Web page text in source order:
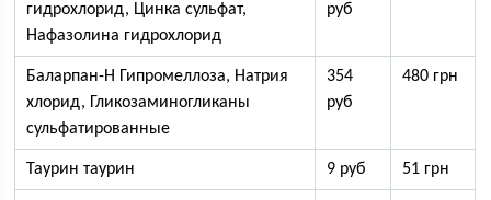
гидрохлорид, Цинка сульфат,
Нафазолина гидрохлорид
руб
Баларпан-Н Гипромеллоза, Натрия
хлорид, Гликозаминогликаны
сульфатированные
354
руб
480 грн
Таурин таурин 9 руб 51 грн